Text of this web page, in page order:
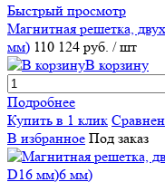
Быстрый просмотр
Магнитная решетка,
мм) 110 124 руб. / шт
В корзину
Подробнее
Купить в 1 клик
В избранное Под заказ